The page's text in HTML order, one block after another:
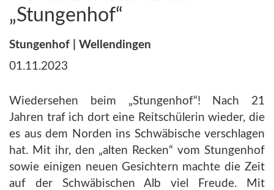
„Stungenhof“
Stungenhof | Wellendingen
01.11.2023
Wiedersehen beim „Stungenhof“! Nach 21
Jahren traf ich dort eine Reitschülerin wieder, die
es aus dem Norden ins Schwäbische verschlagen
hat. Mit ihr, den „alten Recken“ vom Stungenhof
sowie einigen neuen Gesichtern machte die Zeit
auf der Schwäbischen Alb viel Freude. Mit